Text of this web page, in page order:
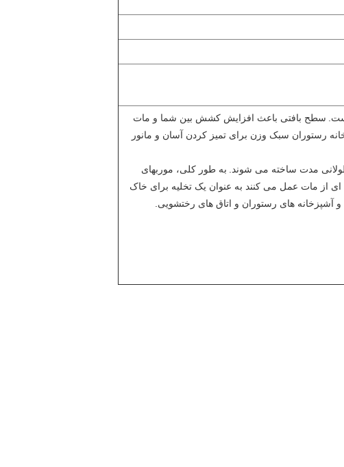
سطح بافتی باعث افزایش کشش بین شما و مات
رستوران سبک وزن برای تمیز کردن آسان و مانور
مدت ساخته می شوند.
به طور کلی، موربهای
ای از مات عمل می کنند به عنوان یک تخلیه برای خاک
و آشپزخانه های رستوران و اتاق های رختشویی.